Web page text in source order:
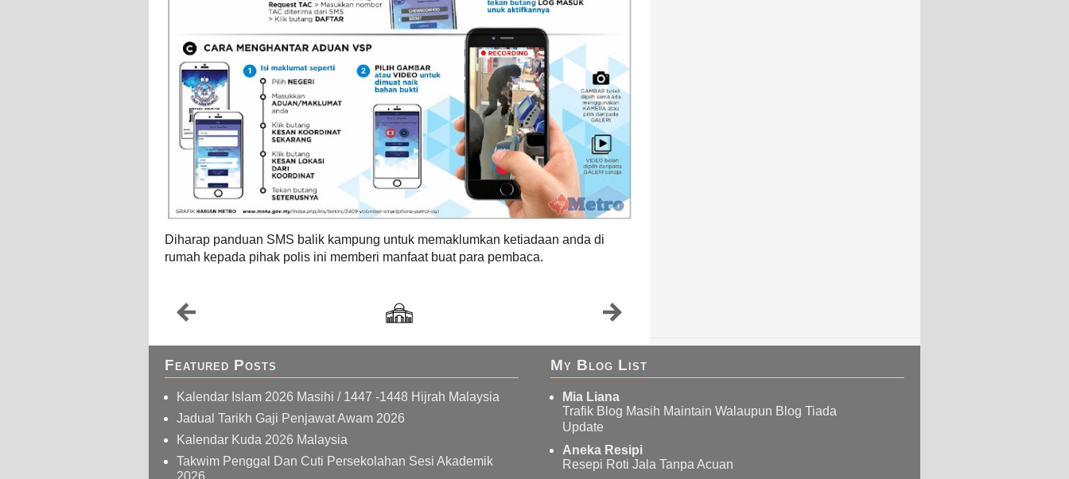
Diharap panduan SMS balik kampung untuk memaklumkan ketiadaan anda di
rumah kepada pihak polis ini memberi manfaat buat para pembaca.
Featured Posts
Kalendar Islam 2026 Masihi / 1447 -1448 Hijrah Malaysia
Jadual Tarikh Gaji Penjawat Awam 2026
Kalendar Kuda 2026 Malaysia
Takwim Penggal Dan Cuti Persekolahan Sesi Akademik
2026
My Blog List
Mia Liana
Trafik Blog Masih Maintain Walaupun Blog Tiada
Update
Aneka Resipi
Resepi Roti Jala Tanpa Acuan